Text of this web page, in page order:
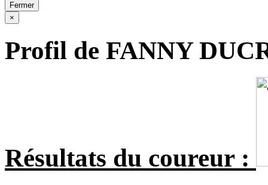
Fermer
×
Profil de FANNY
Résultats du coureur :